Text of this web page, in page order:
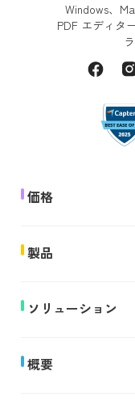
Windows、
PDF エディタ
価格
製品
ソリューション
概要